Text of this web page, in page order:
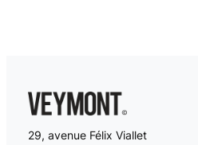
29, avenue Félix Viallet